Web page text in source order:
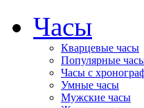
Часы
Кварцевые часы
Популярные
Часы с
Умные часы
Мужские часы